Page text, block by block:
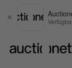
Schließen